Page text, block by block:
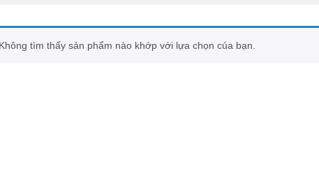
Không tìm thấy sản phẩm nào khớp với lựa chọn của bạn.